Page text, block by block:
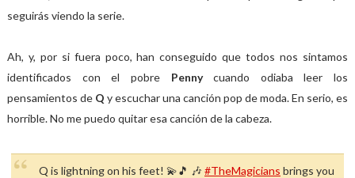
seguirás viendo la serie.
Ah, y, por si fuera poco, han conseguido que todos nos sintamos
identificados con el pobre Pennycuando odiaba leer los
pensamientos de Q y escuchar una canción pop de moda. En serio, es
horrible. No me puedo quitar esa canción de la cabeza.
Q is lightning on his feet! 💫🎵 🎶 #TheMagicians brings you